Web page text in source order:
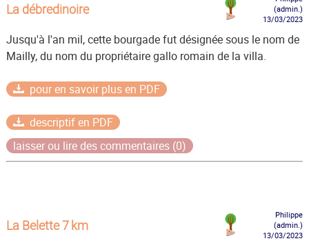
La débredinoire
(admin.)
13/03/2023
Jusqu'à l'an mil, cette bourgade fut désignée sous le nom de
Mailly, du nom du propriétaire gallo romain de la villa.
pour en savoir plus en PDF
descriptif en PDF
laisser ou lire des commentaires (0)
La Belette 7 km
Philippe
(admin.)
13/03/2023